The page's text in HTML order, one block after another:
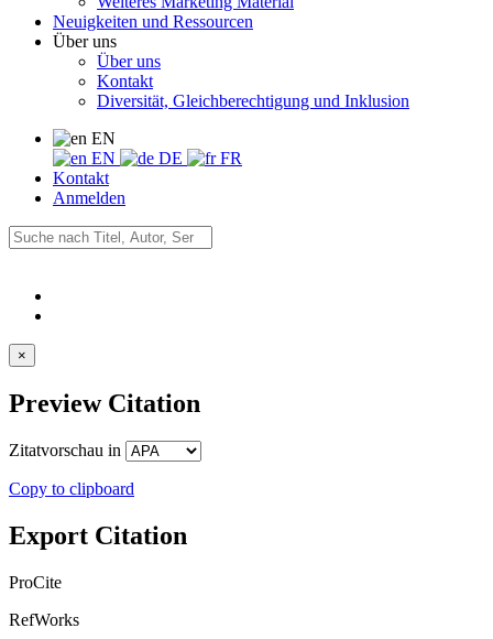
Neuigkeiten und Ressourcen
Über uns
Über uns
Kontakt
Diversität, Gleichberechtigung und Inklusion
EN
EN
DE
FR
Kontakt
Anmelden
×
Preview Citation
Zitatvorschau in
Copy to clipboard
Export Citation
ProCite
RefWorks